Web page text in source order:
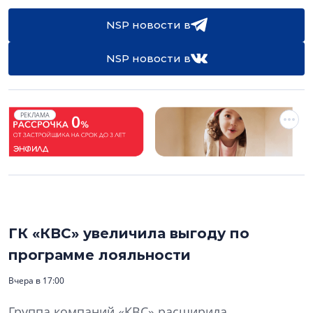
NSP новости в
NSP новости в
РЕКЛАМА
ГК «КВС» увеличила выгоду по
программе лояльности
Вчера в 17:00